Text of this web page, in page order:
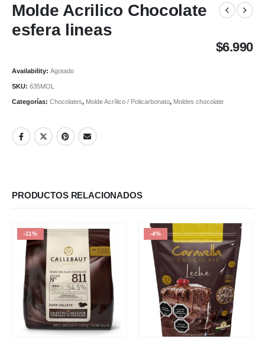
Molde Acrilico Chocolate
esfera lineas
$6.990
Availability: Agotado
SKU: 635MOL
Categorías: Chocolates, Molde Acrílico / Policarbonato, Moldes chocolate
PRODUCTOS RELACIONADOS
-11% -4%